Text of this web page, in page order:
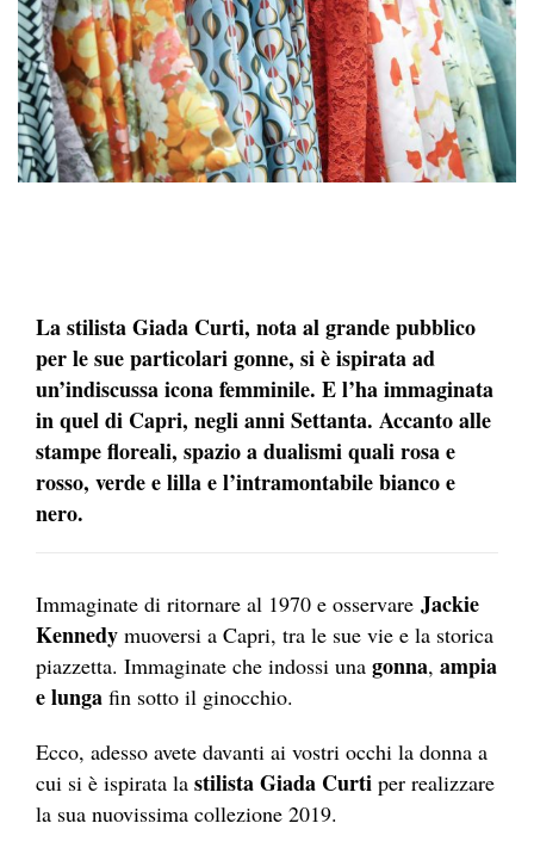
La stilista Giada Curti, nota al grande pubblico
per le sue particolari gonne, si è ispirata ad
un’indiscussa icona femminile. E l’ha immaginata
in quel di Capri, negli anni Settanta. Accanto alle
stampe floreali, spazio a dualismi quali rosa e
rosso, verde e lilla e l’intramontabile bianco e
nero.
Immaginate di ritornare al 1970 e osservare Jackie
Kennedy muoversi a Capri, tra le sue vie e la storica
piazzetta. Immaginate che indossi una gonna, ampia
e lunga fin sotto il ginocchio.
Ecco, adesso avete davanti ai vostri occhi la donna a
cui si è ispirata la stilista Giada Curti per realizzare
la sua nuovissima collezione 2019.